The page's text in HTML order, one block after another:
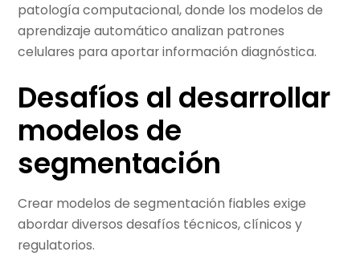
patología computacional, donde los modelos de
aprendizaje automático analizan patrones
celulares para aportar información diagnóstica.
Desafíos al desarrollar
modelos de
segmentación
Crear modelos de segmentación fiables exige
abordar diversos desafíos técnicos, clínicos y
regulatorios.